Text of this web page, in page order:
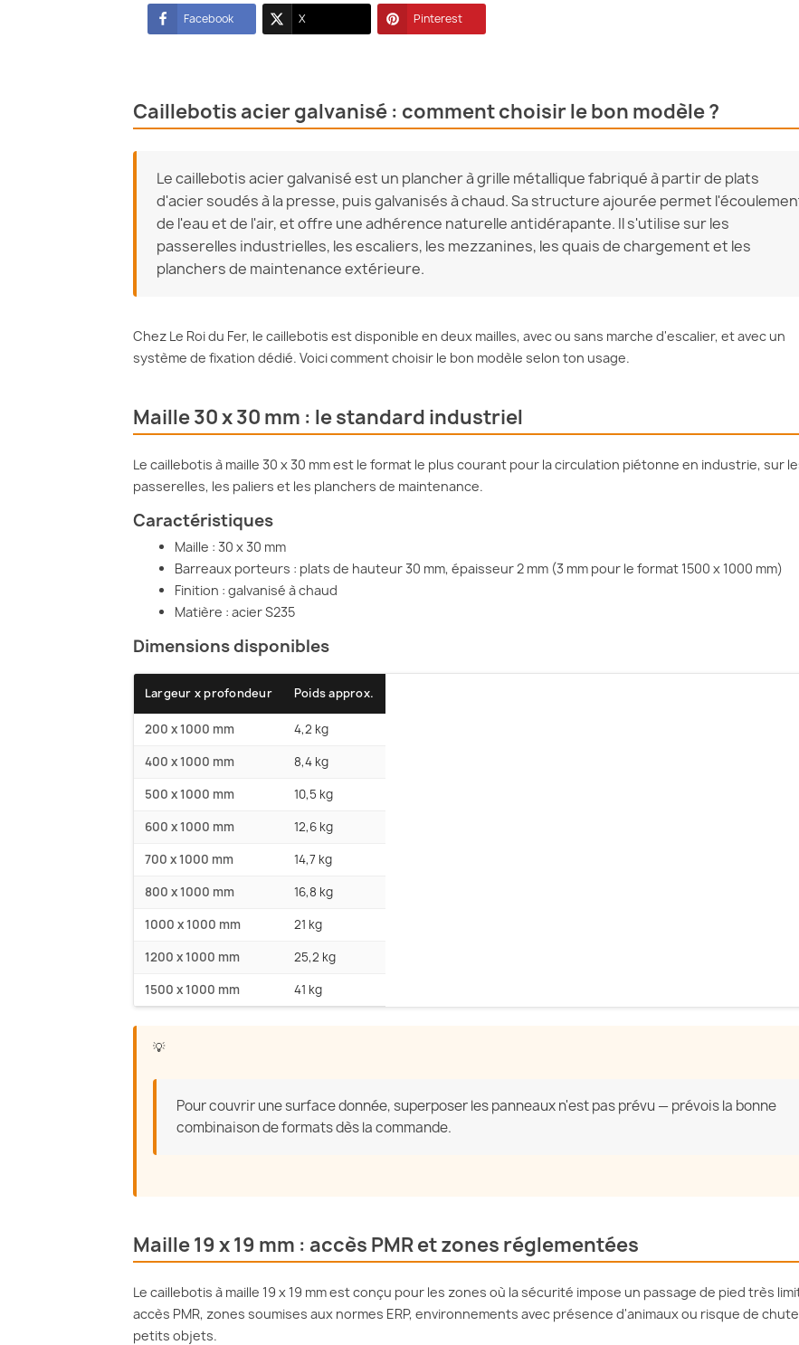
Facebook X Pinterest
Caillebotis acier galvanisé : comment choisir le bon modèle ?
Le caillebotis acier galvanisé est un plancher à grille métallique fabriqué à partir de plats
d'acier soudés à la presse, puis galvanisés à chaud. Sa structure ajourée permet
de l'eau et de l'air, et offre une adhérence naturelle antidérapante. Il s'utilise sur les
passerelles industrielles, les escaliers, les mezzanines, les quais de chargement et les
planchers de maintenance extérieure.
Chez Le Roi du Fer, le caillebotis est disponible en deux mailles, avec ou sans marche d'escalier, et avec un
système de fixation dédié. Voici comment choisir le bon modèle selon ton usage.
Maille 30 x 30 mm : le standard industriel
Le caillebotis à maille 30 x 30 mm est le format le plus courant pour la circulation piétonne en industrie, sur
passerelles, les paliers et les planchers de maintenance.
Caractéristiques
Maille : 30 x 30 mm
Barreaux porteurs : plats de hauteur 30 mm, épaisseur 2 mm (3 mm pour le format 1500 x 1000 mm)
Finition : galvanisé à chaud
Matière : acier S235
Dimensions disponibles
Largeur x profondeur Poids approx.
200 x 1000 mm
4,2 kg
400 x 1000 mm
8,4 kg
500 x 1000 mm
10,5 kg
600 x 1000 mm
12,6 kg
700 x 1000 mm
14,7 kg
800 x 1000 mm
16,8 kg
1000 x 1000 mm
21 kg
1200 x 1000 mm
25,2 kg
1500 x 1000 mm
41 kg
Pour couvrir une surface donnée, superposer les panneaux n'est pas prévu — prévois la bonne
combinaison de formats dès la commande.
Maille 19 x 19 mm : accès PMR et zones réglementées
Le caillebotis à maille 19 x 19 mm est conçu pour les zones où la sécurité impose un passage de pied très
accès PMR, zones soumises aux normes ERP, environnements avec présence d'animaux ou risque de
petits objets.